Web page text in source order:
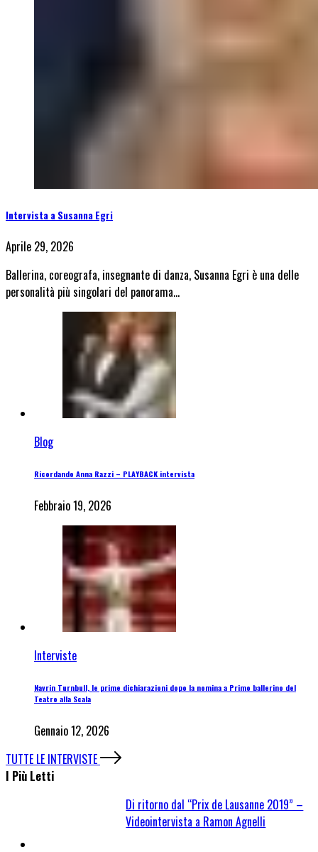
Intervista a Susanna Egri
Aprile 29, 2026
Ballerina, coreografa, insegnante di danza, Susanna Egri è una delle
personalità più singolari del panorama…
Blog
Ricordando Anna Razzi – PLAYBACK intervista
Febbraio 19, 2026
Interviste
Navrin Turnbull, le prime dichiarazioni dopo la nomina a Primo ballerino del
Teatro alla Scala
Gennaio 12, 2026
TUTTE LE INTERVISTE
I Più Letti
Di ritorno dal “Prix de Lausanne 2019” –
Videointervista a Ramon Agnelli